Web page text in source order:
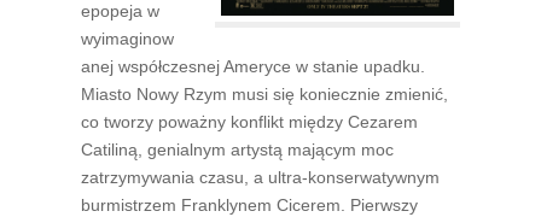
epopeja w
wyimaginow
anej współczesnej Ameryce w stanie upadku.
Miasto Nowy Rzym musi się koniecznie zmienić,
co tworzy poważny konflikt między Cezarem
Catiliną, genialnym artystą mającym moc
zatrzymywania czasu, a ultra-konserwatywnym
burmistrzem Franklynem Cicerem. Pierwszy